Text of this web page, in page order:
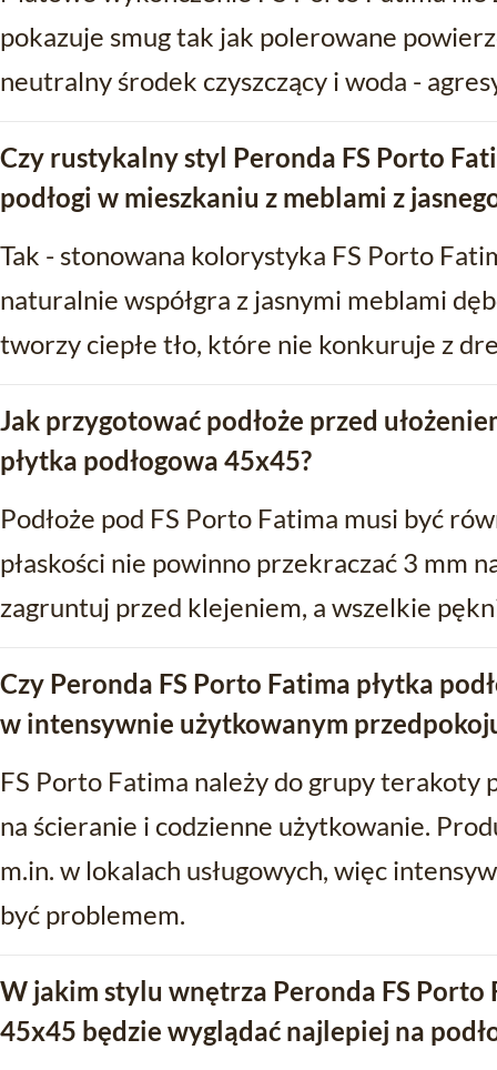
pokazuje smug tak jak polerowane
neutralny środek czyszczący i woda -
Czy rustykalny styl Peronda FS Porto
podłogi w mieszkaniu z meblami z
Tak - stonowana kolorystyka FS Porto
naturalnie współgra z jasnymi meblami
tworzy ciepłe tło, które nie konkuruje z
Jak przygotować podłoże przed
płytka podłogowa 45x45?
Podłoże pod FS Porto Fatima musi być
płaskości nie powinno przekraczać 3 mm
zagruntuj przed klejeniem, a wszelkie
Czy Peronda FS Porto Fatima płytka
w intensywnie użytkowanym
FS Porto Fatima należy do grupy terakoty
na ścieranie i codzienne użytkowanie.
m.in. w lokalach usługowych, więc
być problemem.
W jakim stylu wnętrza Peronda FS Porto
45x45 będzie wyglądać najlepiej na